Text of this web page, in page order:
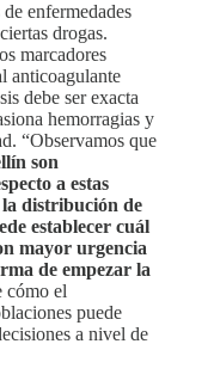
enfermedades
drogas.
marcadores
anticoagulante
debe ser exacta
hemorragias y
“Observamos que
son
a estas
distribución de
establecer cuál
mayor urgencia
de empezar la
cómo el
puede
a nivel de